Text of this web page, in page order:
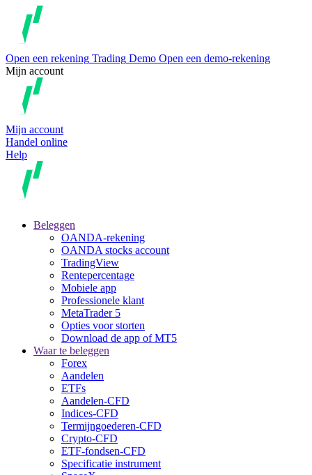
Open een rekening Trading Demo Open een demo-rekening
Mijn account
Mijn account
Handel online
Help
Beleggen
OANDA-rekening
OANDA stocks account
TradingView
Rentepercentage
Mobiele app
Professionele klant
MetaTrader 5
Opties voor storten
Download de app of MT5
Waar te beleggen
Forex
Aandelen
ETFs
Aandelen-CFD
Indices-CFD
Termijngoederen-CFD
Crypto-CFD
ETF-fondsen-CFD
Specificatie instrument